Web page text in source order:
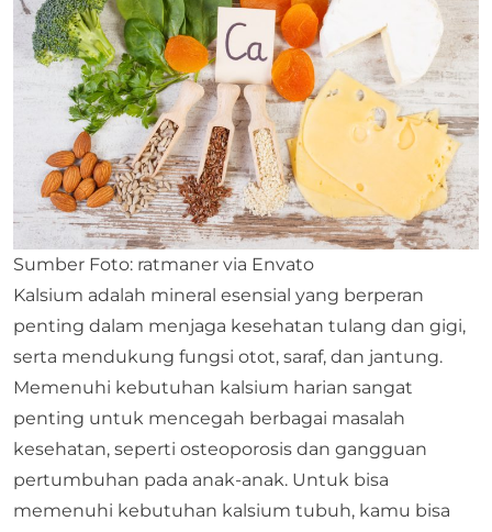
Sumber Foto: ratmaner via Envato
​Kalsium adalah mineral esensial yang berperan
penting dalam menjaga kesehatan tulang dan gigi,
serta mendukung fungsi otot, saraf, dan jantung.
Memenuhi kebutuhan kalsium harian sangat
penting untuk mencegah berbagai masalah
kesehatan, seperti osteoporosis dan gangguan
pertumbuhan pada anak-anak. Untuk bisa
memenuhi kebutuhan kalsium tubuh, kamu bisa